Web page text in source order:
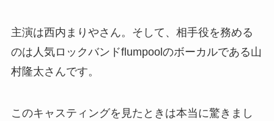
主演は西内まりやさん。そして、相手役を務める
のは人気ロックバンドflumpoolのボーカルである山
村隆太さんです。
このキャスティングを見たときは本当に驚きまし